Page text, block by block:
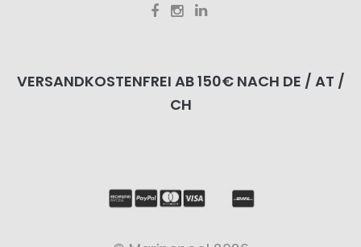
VERSANDKOSTENFREI AB 150€ NACH DE / AT /
CH